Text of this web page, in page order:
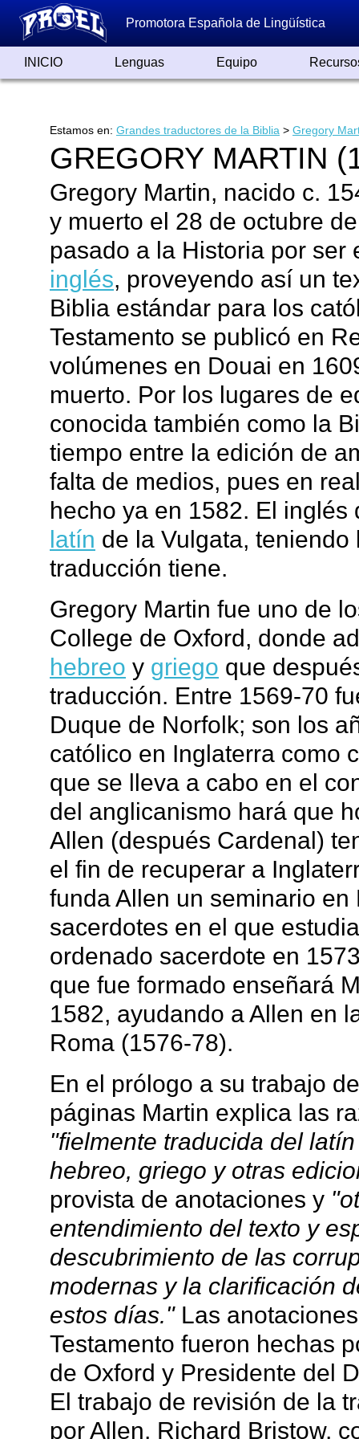
Promotora Española de Lingüística
INICIO Lenguas Equipo
Estamos en: Grandes traductores de la Biblia > Gregory
GREGORY MARTIN
Gregory Martin, nacido c.
y muerto el 28 de octubre
pasado a la Historia por ser
inglés, proveyendo así un
Biblia estándar para los
Testamento se publicó en
volúmenes en Douai en
muerto. Por los lugares de
conocida también como la
tiempo entre la edición de
falta de medios, pues en
hecho ya en 1582. El
latín de la Vulgata,
traducción tiene.
Gregory Martin fue uno de
College de Oxford, donde
hebreo y griego que
traducción. Entre 1569-70
Duque de Norfolk; son los
católico en Inglaterra como
que se lleva a cabo en el
del anglicanismo hará que
Allen (después Cardenal)
el fin de recuperar a
funda Allen un seminario
sacerdotes en el que
ordenado sacerdote en
que fue formado enseñará
1582, ayudando a Allen en
Roma (1576-78).
En el prólogo a su trabajo
páginas Martin explica las
"fielmente traducida del
hebreo, griego y otras
provista de anotaciones y
entendimiento del texto y
descubrimiento de las
modernas y la clarificación
estos días."Las
Testamento fueron hechas
de Oxford y Presidente del
El trabajo de revisión de la
por Allen, Richard Bristow,